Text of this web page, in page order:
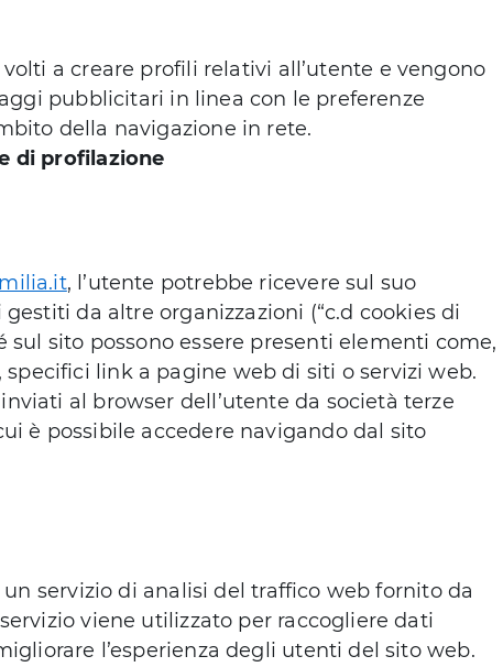
volti a creare profili relativi all’utente e vengono
pubblicitari in linea con le preferenze
della navigazione in rete.
di profilazione
, l’utente potrebbe ricevere sul suo
da altre organizzazioni (“c.d cookies di
sul sito possono essere presenti elementi come,
link a pagine web di siti o servizi web.
al browser dell’utente da società terze
è possibile accedere navigando dal sito
servizio di analisi del traffico web fornito da
servizio viene utilizzato per raccogliere dati
l’esperienza degli utenti del sito web.